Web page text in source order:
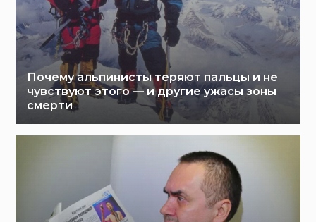
Почему альпинисты теряют пальцы и не
чувствуют этого — и другие ужасы зоны
смерти